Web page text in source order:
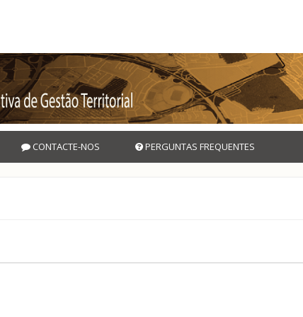
CONTACTE-NOS PERGUNTAS FREQUENTES